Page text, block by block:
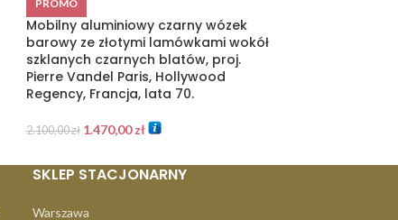
PROMO
Mobilny aluminiowy czarny wózek
barowy ze złotymi lamówkami wokół
szklanych czarnych blatów, proj.
Pierre Vandel Paris, Hollywood
Regency, Francja, lata 70.
2.100,00zł 1.470,00zł
SKLEP STACJONARNY
Warszawa